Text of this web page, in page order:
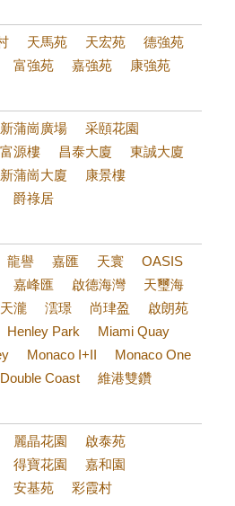
天馬苑 天宏苑
德強苑
富強苑 嘉強苑 康強苑
新蒲崗廣場
采頤花園
富源樓 昌泰大廈
東誠大廈
新蒲崗大廈
康景樓
爵祿居
龍譽 嘉匯 天寰
OASIS
嘉峰匯 啟德海灣
天璽海
天瀧 澐璟 尚珒盈
啟朗苑
Henley Park
Miami Quay
Monaco I+II
Monaco One
Double Coast 維港雙鑽
麗晶花園
啟泰苑
得寶花園
嘉和園
安基苑 彩霞村